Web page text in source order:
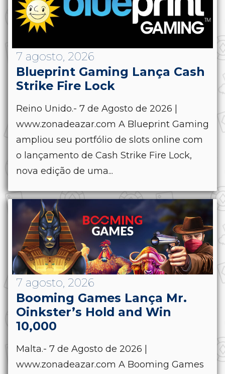
7 agosto, 2026
Blueprint Gaming Lança Cash
Strike Fire Lock
Reino Unido.- 7 de Agosto de 2026 |
www.zonadeazar.com A Blueprint Gaming
ampliou seu portfólio de slots online com
o lançamento de Cash Strike Fire Lock,
nova edição de uma...
7 agosto, 2026
Booming Games Lança Mr.
Oinkster’s Hold and Win
10,000
Malta.- 7 de Agosto de 2026 |
www.zonadeazar.com A Booming Games